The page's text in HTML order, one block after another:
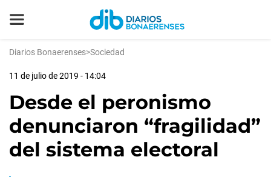
Diarios Bonaerenses>Sociedad
11 de julio de 2019 - 14:04
Desde el peronismo
denunciaron “fragilidad”
del sistema electoral